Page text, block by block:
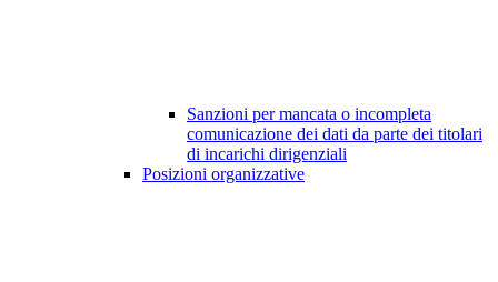
Sanzioni per mancata o incompleta
comunicazione dei dati da parte dei titolari
di incarichi dirigenziali
Posizioni organizzative